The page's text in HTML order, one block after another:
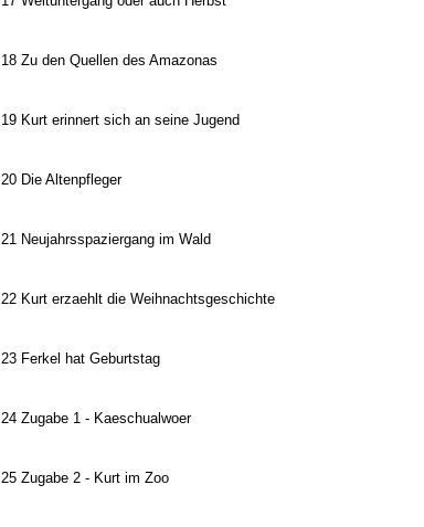
18 Zu den Quellen des Amazonas
19 Kurt erinnert sich an seine Jugend
20 Die Altenpfleger
21 Neujahrsspaziergang im Wald
22 Kurt erzaehlt die Weihnachtsgeschichte
23 Ferkel hat Geburtstag
24 Zugabe 1 - Kaeschualwoer
25 Zugabe 2 - Kurt im Zoo